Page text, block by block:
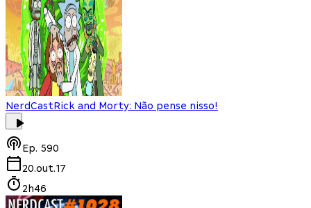
NerdCastRick and Morty: Não pense nisso!
Ep. 590
20.out.17
2h46